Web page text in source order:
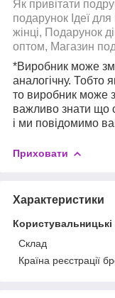
Як привітати
подарунок Ідеї
жінці, Подарунок
оптом, Магазин
*Виробник може
аналогічну. Тобто
то виробник може
важливо знати що
і ми повідомимо
Приховати
Характеристики
Користувальницькі
Склад
Країна реєстрації